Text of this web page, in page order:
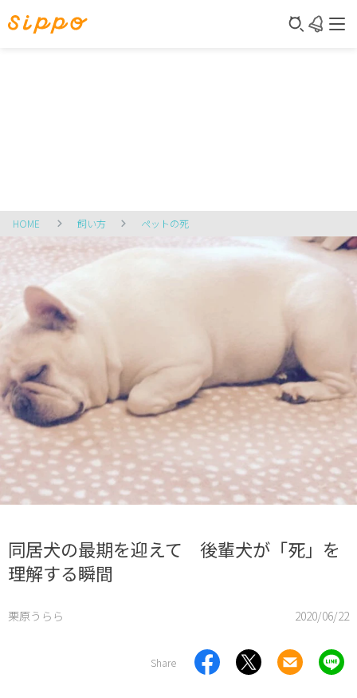
HOME 飼い方 ペットの死
同居犬の最期を迎えて 後輩犬が「死」を
理解する瞬間
栗原うらら 2020/06/22
Share